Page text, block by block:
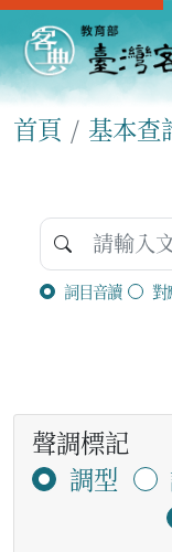
首頁 基本查
詞目音讀 對
聲調標記
調型